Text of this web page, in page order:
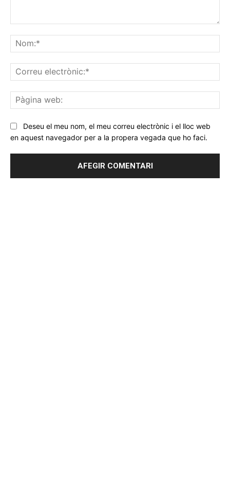
Deseu el meu nom, el meu correu electrònic i el lloc web
en aquest navegador per a la propera vegada que ho faci.